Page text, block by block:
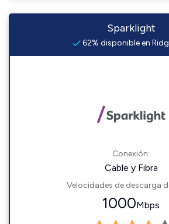
Sparklight
62% disponible en
Conexión:
Cable y Fibra
Velocidades de descarga
1000Mbps